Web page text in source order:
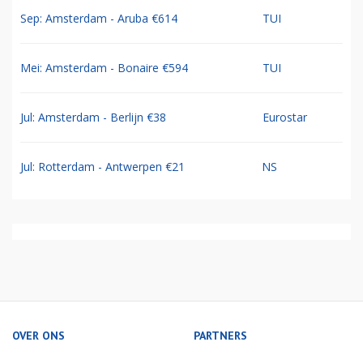
Sep: Amsterdam - Aruba €614 TUI
Mei: Amsterdam - Bonaire €594 TUI
Jul: Amsterdam - Berlijn €38 Eurostar
Jul: Rotterdam - Antwerpen €21 NS
OVER ONS PARTNERS